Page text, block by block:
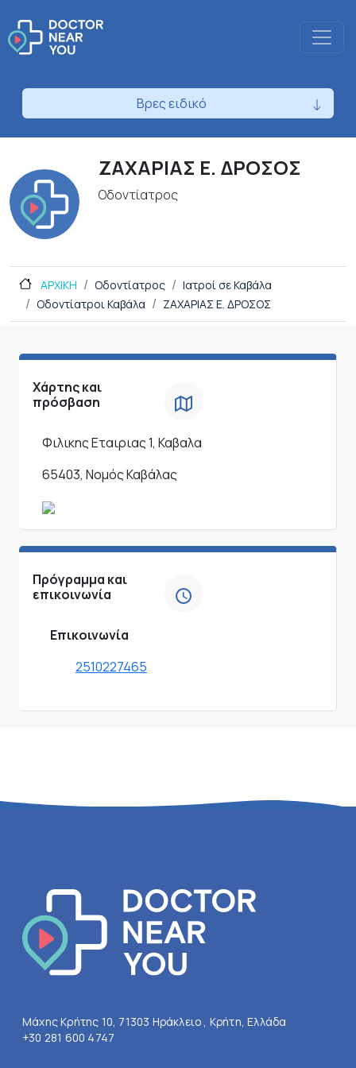
Βρες ειδικό
ΖΑΧΑΡΙΑΣ Ε. ΔΡΟΣΟΣ
Οδοντίατρος
ΑΡΧΙΚΗ Οδοντίατρος
Ιατροί σε Καβάλα
Οδοντίατροι Καβάλα
ΖΑΧΑΡΙΑΣ Ε. ΔΡΟΣΟΣ
Χάρτης και
πρόσβαση
Φιλικης Εταιριας 1, Καβαλα
65403, Νομός Καβάλας
Πρόγραμμα και
επικοινωνία
Επικοινωνία
2510227465
Μάχης Κρήτης 10, 71303 Ηράκλειο , Κρήτη, Ελλάδα
+30 281 600 4747